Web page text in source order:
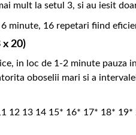
mult la setul 3, si au iesit
minute, 16 repetari fiind
x 20)
in loc de 1-2 minute pauza
oboselii mari si a
12 13 14 15* 16* 17* 18* 19*